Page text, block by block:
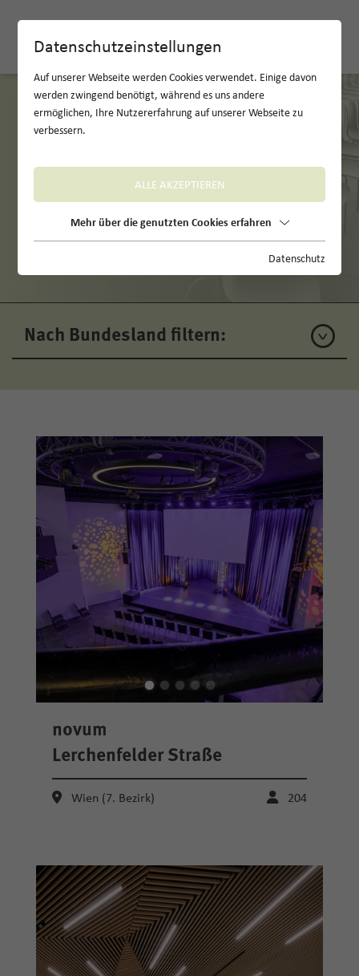
Nach Bundesland filtern:
novum
Lerchenfelder Straße
Wien (7. Bezirk) 204
Datenschutzeinstellungen
Auf unserer Webseite werden Cookies verwendet. Einige davon
werden zwingend benötigt, während es uns andere
ermöglichen, Ihre Nutzererfahrung auf unserer Webseite zu
verbessern.
ALLE AKZEPTIEREN
Mehr über die genutzten Cookies erfahren
Datenschutz